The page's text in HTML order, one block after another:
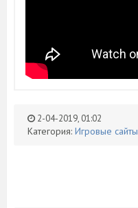
2-04-2019, 01:02
Категория: Игровые сайты